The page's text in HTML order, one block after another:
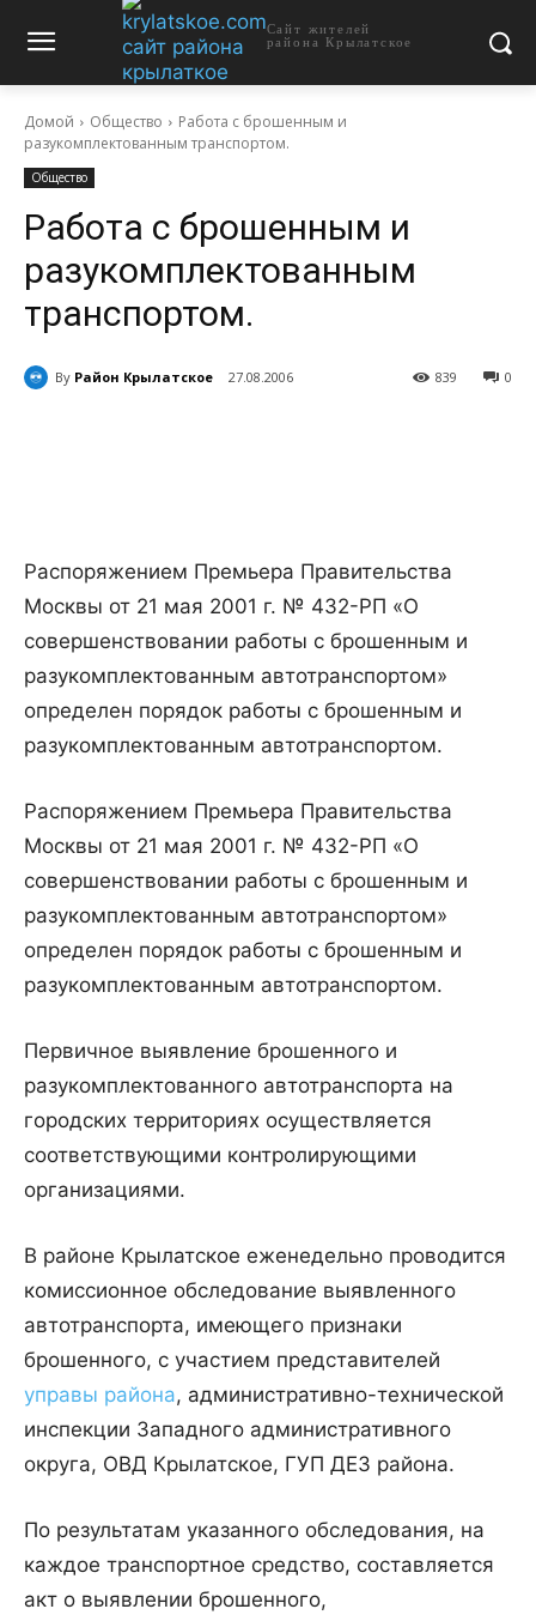
Сайт жителей
района Крылатское
Домой Общество
Работа с брошенным и
разукомплектованным транспортом.
Общество
Работа с брошенным и
разукомплектованным
транспортом.
By Район Крылатское 27.08.2006 0
839
Распоряжением Премьера Правительства
Москвы от 21 мая 2001 г. № 432-РП «О
совершенствовании работы с брошенным и
разукомплектованным автотранспортом»
определен порядок работы с брошенным и
разукомплектованным автотранспортом.
Распоряжением Премьера Правительства
Москвы от 21 мая 2001 г. № 432-РП «О
совершенствовании работы с брошенным и
разукомплектованным автотранспортом»
определен порядок работы с брошенным и
разукомплектованным автотранспортом.
Первичное выявление брошенного и
разукомплектованного автотранспорта на
городских территориях осуществляется
соответствующими контролирующими
организациями.
В районе Крылатское еженедельно проводится
комиссионное обследование выявленного
автотранспорта, имеющего признаки
брошенного, с участием представителей
управы района, административно-технической
инспекции Западного административного
округа, ОВД Крылатское, ГУП ДЕЗ района.
По результатам указанного обследования, на
каждое транспортное средство, составляется
акт о выявлении брошенного,